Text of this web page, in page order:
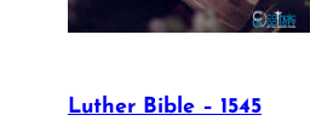
Luther Bible – 1545